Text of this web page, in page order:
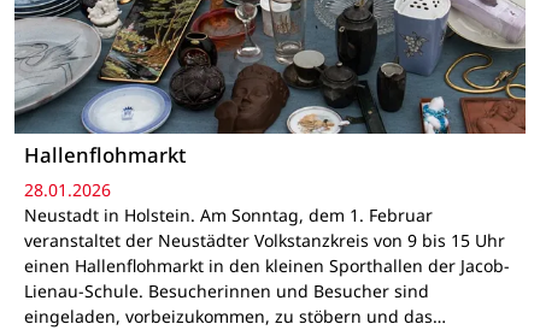
Hallenflohmarkt
28.01.2026
Neustadt in Holstein. Am Sonntag, dem 1. Februar
veranstaltet der Neustädter Volkstanzkreis von 9 bis 15 Uhr
einen Hallenflohmarkt in den kleinen Sporthallen der Jacob-
Lienau-Schule. Besucherinnen und Besucher sind
eingeladen, vorbeizukommen, zu stöbern und das…